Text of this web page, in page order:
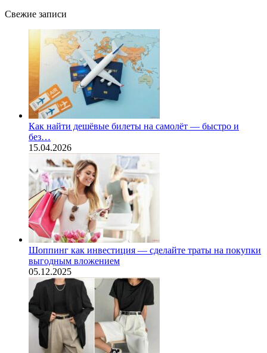
Свежие записи
Как найти дешёвые билеты на самолёт — быстро и
без…
15.04.2026
Шоппинг как инвестиция — сделайте траты на покупки
выгодным вложением
05.12.2025